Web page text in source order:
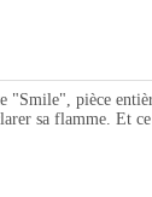
pièce
sa flamme. Et